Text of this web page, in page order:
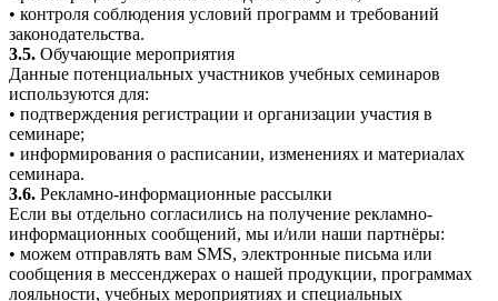
• контроля соблюдения условий программ и требований
законодательства.
3.5. Обучающие мероприятия
Данные потенциальных участников учебных семинаров
используются для:
• подтверждения регистрации и организации участия в
семинаре;
• информирования о расписании, изменениях и материалах
семинара.
3.6. Рекламно-информационные рассылки
Если вы отдельно согласились на получение рекламно-
информационных сообщений, мы и/или наши партнёры:
• можем отправлять вам SMS, электронные письма или
сообщения в мессенджерах о нашей продукции, программах
лояльности, учебных мероприятиях и специальных